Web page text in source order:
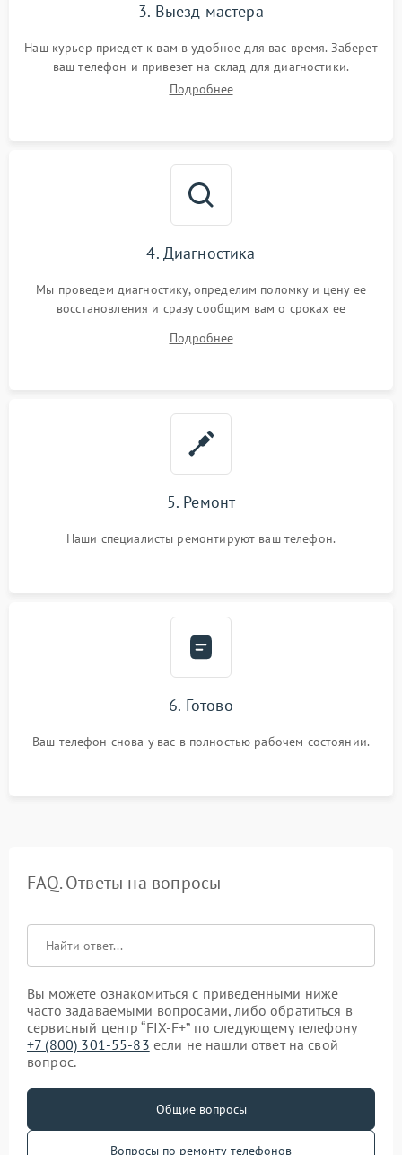
3. Выезд мастера
Наш курьер приедет к вам в удобное для вас время. Заберет
ваш телефон и привезет на склад для диагностики.
Подробнее
4. Диагностика
Мы проведем диагностику, определим поломку и цену ее
восстановления и сразу сообщим вам о сроках ее
Подробнее
5. Ремонт
Наши специалисты ремонтируют ваш телефон.
6. Готово
Ваш телефон снова у вас в полностью рабочем состоянии.
FAQ. Ответы на вопросы
Вы можете ознакомиться с приведенными ниже
часто задаваемыми вопросами, либо обратиться в
сервисный центр “FIX-F+” по следующему телефону
+7 (800) 301-55-83 если не нашли ответ на свой
вопрос.
Общие вопросы
Вопросы по ремонту телефонов